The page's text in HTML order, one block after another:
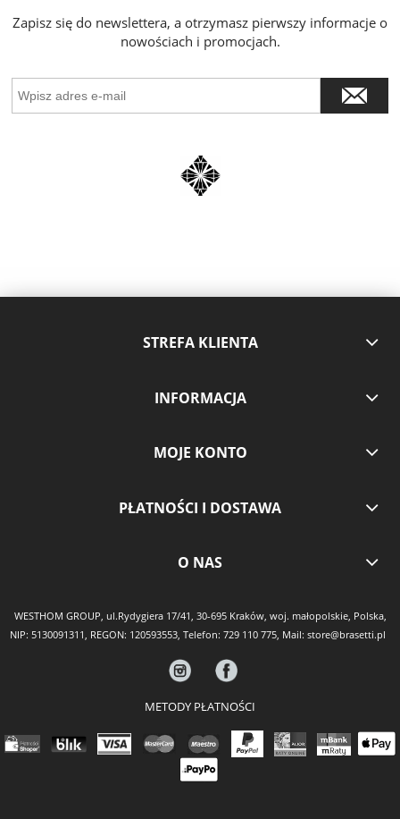
Zapisz się do newslettera, a otrzymasz pierwszy informacje o
nowościach i promocjach.
STREFA KLIENTA
INFORMACJA
MOJE KONTO
PŁATNOŚCI I DOSTAWA
O NAS
WESTHOM GROUP, ul.Rydygiera 17/41, 30-695 Kraków, woj. małopolskie, Polska,
NIP: 5130091311, REGON: 120593553, Telefon: 729 110 775, Mail: store@brasetti.pl
METODY PŁATNOŚCI